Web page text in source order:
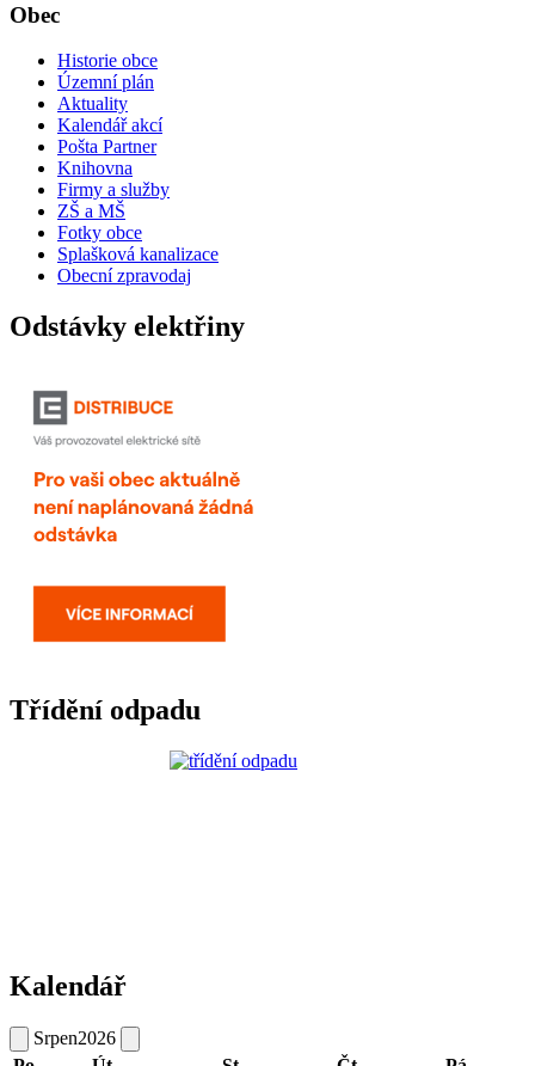
Obec
Historie obce
Územní plán
Aktuality
Kalendář akcí
Pošta Partner
Knihovna
Firmy a služby
ZŠ a MŠ
Fotky obce
Splašková kanalizace
Obecní zpravodaj
Odstávky elektřiny
Třídění odpadu
Kalendář
Srpen2026